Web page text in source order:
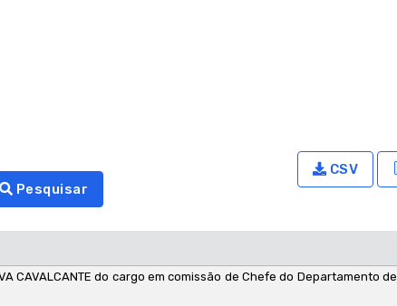
Pesquisar
CSV
CAVALCANTE do cargo em comissão de Chefe do Departamento de